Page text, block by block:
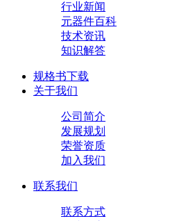
行业新闻
元器件百科
技术资讯
知识解答
规格书下载
关于我们
公司简介
发展规划
荣誉资质
加入我们
联系我们
联系方式